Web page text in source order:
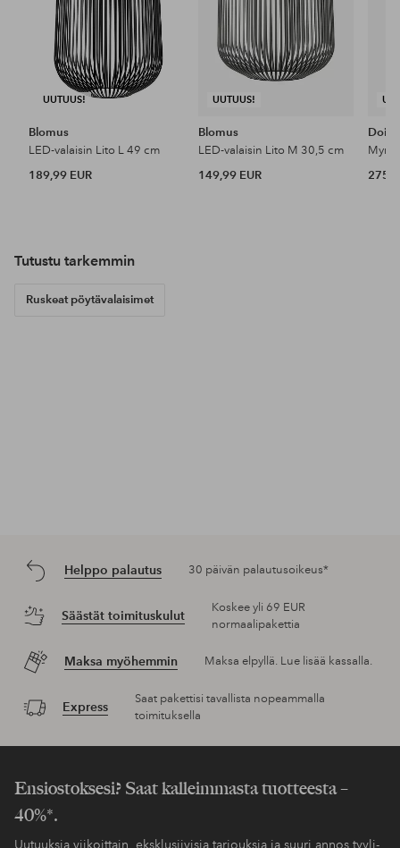
UUTUUS!
Blomus
LED-valaisin Lito L 49 cm
189,99 EUR
UUTUUS!
Blomus
LED-valaisin Lito M 30,5 cm
149,99 EUR
275
Tutustu tarkemmin
Ruskeat pöytävalaisimet
Helppo palautus 30 päivän palautusoikeus*
Säästät toimituskulut
Koskee yli 69 EUR
normaalipakettia
Maksa myöhemmin Maksa elpyllä. Lue lisää kassalla.
Express
Saat pakettisi tavallista nopeammalla
toimituksella
Ensiostoksesi? Saat kalleimmasta tuotteesta –
40%*.
Uutuuksia viikoittain, eksklusiivisia tarjouksia ja suuri annos tyyli-